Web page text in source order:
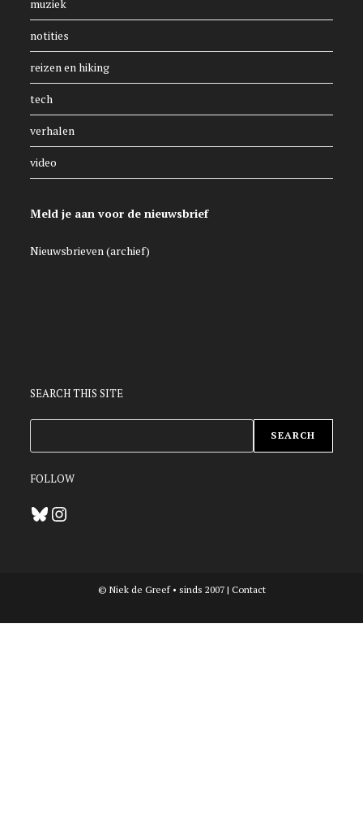
muziek
notities
reizen en hiking
tech
verhalen
video
Meld je aan voor de nieuwsbrief
Nieuwsbrieven (archief)
SEARCH THIS SITE
SEARCH
FOLLOW
BlueskyInstagram
© Niek de Greef • sinds 2007 | Contact